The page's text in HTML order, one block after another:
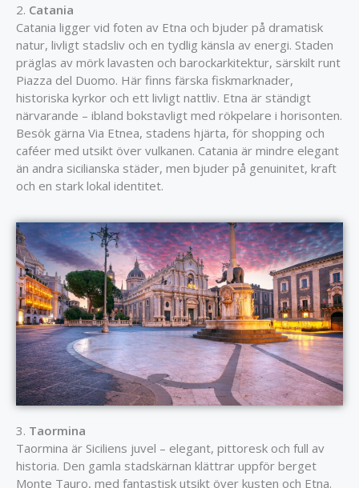
2. Catania
Catania ligger vid foten av Etna och bjuder på dramatisk
natur, livligt stadsliv och en tydlig känsla av energi. Staden
präglas av mörk lavasten och barockarkitektur, särskilt runt
Piazza del Duomo. Här finns färska fiskmarknader,
historiska kyrkor och ett livligt nattliv. Etna är ständigt
närvarande – ibland bokstavligt med rökpelare i horisonten.
Besök gärna Via Etnea, stadens hjärta, för shopping och
caféer med utsikt över vulkanen. Catania är mindre elegant
än andra sicilianska städer, men bjuder på genuinitet, kraft
och en stark lokal identitet.
3. Taormina
Taormina är Siciliens juvel – elegant, pittoresk och full av
historia. Den gamla stadskärnan klättrar uppför berget
Monte Tauro, med fantastisk utsikt över kusten och Etna.